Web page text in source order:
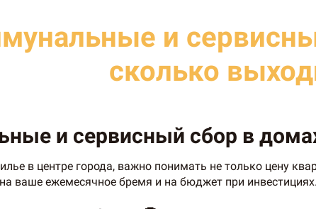
и
сколько
и сервисный сбор в
в центре города, важно понимать не только цену
ваше ежемесячное бремя и на бюджет при инвестициях.